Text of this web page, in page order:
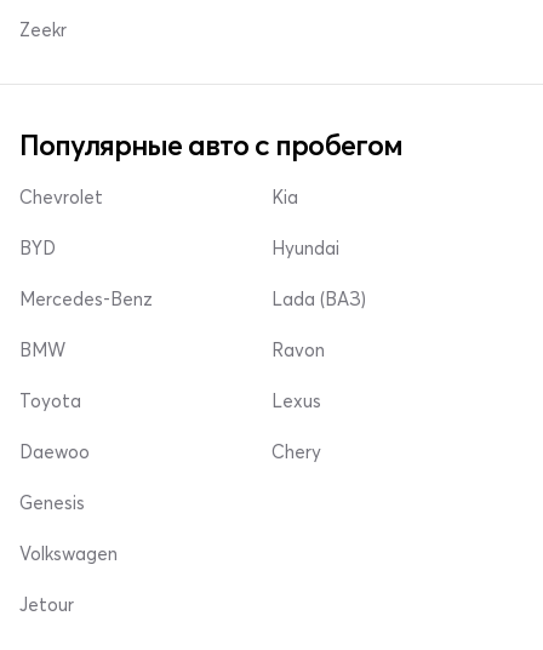
Zeekr
Популярные авто с пробегом
Chevrolet
BYD
Mercedes-Benz
Kia
Hyundai
Lada (ВАЗ)
BMW
Toyota
Daewoo
Ravon
Lexus
Chery
Genesis
Volkswagen
Jetour